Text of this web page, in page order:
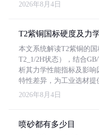
2026年8月4日
T2紫铜国标硬度及力
本文系统解读T2紫铜的
T2_1/2H状态），结合
析其力学性能指标及影
特性差异，为工业选材提
2026年8月4日
喷砂都有多少目